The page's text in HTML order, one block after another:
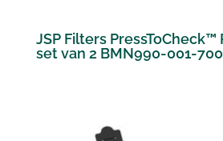
JSP Filters
set van 2 BMN990-001-700